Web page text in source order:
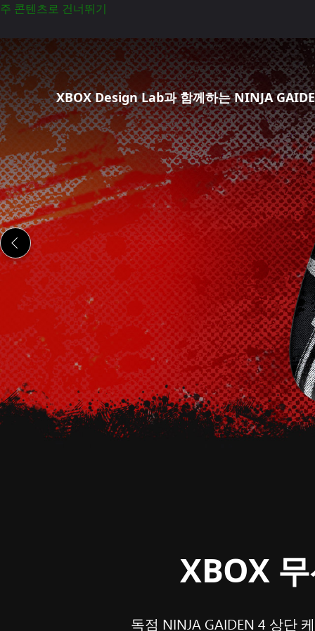
주 콘텐츠로 건너뛰기
XBOX Design Lab과 함께하는 NINJA
Ninja
Gaiden
4
스
페
셜
에
디
션
컨
트
롤
러
XBOX
독점 NINJA GAIDEN 4 상단